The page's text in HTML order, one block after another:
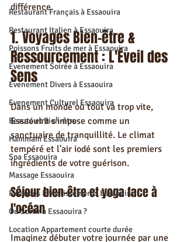
Restaurant Français à Essaouira
Restaurant Italien à Essaouira
Poissons Fruits de mer à Essaouira
Evenement Soirée à Essaouira
Evenement Divers à Essaouira
Evenement Culturel Essaouira
Beauté et Bien-être
Hammam Essaouira
Spa Essaouira
Massage Essaouira
Finances Investissements Essaouira
Ou Sortir à Essaouira ?
Location Appartement courte durée
différence.
1. Voyages Bien-être &
Ressourcement : L'Éveil des
Sens
Dans un monde où tout va trop vite,
Essaouira s'impose comme un
sanctuaire de tranquillité. Le climat
tempéré et l'air iodé sont les premiers
ingrédients de votre guérison.
Séjour bien-être et yoga face à
l'océan
Imaginez débuter votre journée par une